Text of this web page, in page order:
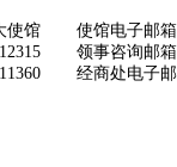
使馆
使馆电子邮箱
领事咨询邮箱
经商处电子